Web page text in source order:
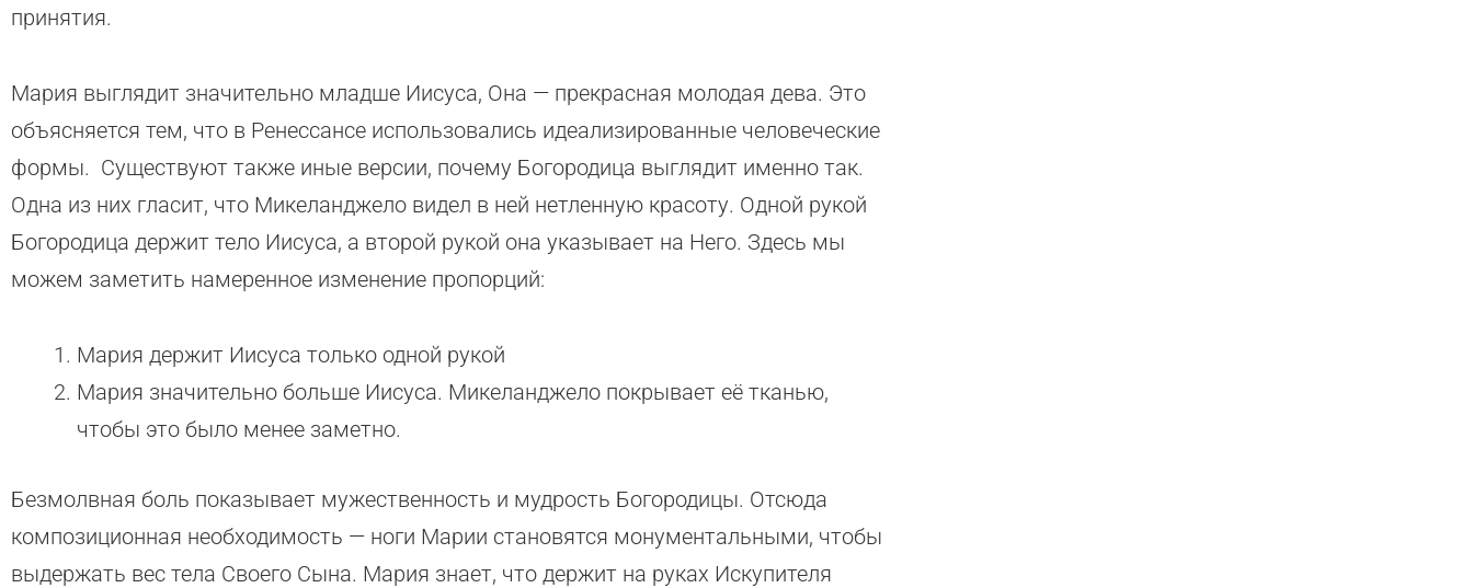
принятия.
Мария выглядит значительно младше Иисуса, Она — прекрасная молодая дева. Это
объясняется тем, что в Ренессансе использовались идеализированные человеческие
формы. Существуют также иные версии, почему Богородица выглядит именно так.
Одна из них гласит, что Микеланджело видел в ней нетленную красоту. Одной рукой
Богородица держит тело Иисуса, а второй рукой она указывает на Него. Здесь мы
можем заметить намеренное изменение пропорций:
Мария держит Иисуса только одной рукой
Мария значительно больше Иисуса. Микеланджело покрывает её тканью,
чтобы это было менее заметно.
Безмолвная боль показывает мужественность и мудрость Богородицы. Отсюда
композиционная необходимость — ноги Марии становятся монументальными, чтобы
выдержать вес тела Своего Сына. Мария знает, что держит на руках Искупителя